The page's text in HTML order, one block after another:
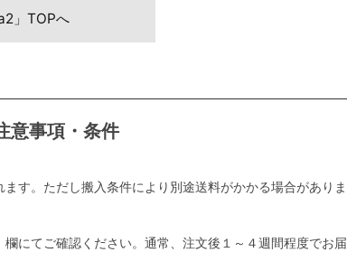
」TOPへ
意事項・条件
す。ただし搬入条件により別途送料がかかる場合があり
にてご確認ください。通常、注文後１～４週間程度でお